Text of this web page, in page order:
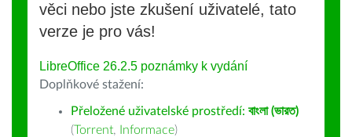
věci nebo jste zkušení uživatelé, tato
verze je pro vás!
LibreOffice 26.2.5 poznámky k vydání
Doplňkové stažení:
Přeložené uživatelské prostředí: বাংলা (ভারত)
(Torrent, Informace)